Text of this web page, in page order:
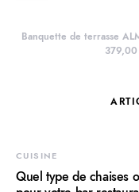
Banquette de terrasse
379,00
CUISINE
Quel type de chaises